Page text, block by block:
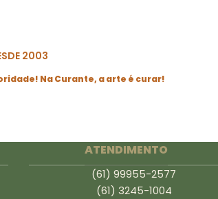
2003
Na Curante, a arte é curar!
ATENDIMENTO
(61) 99955-2577
(61) 3245-1004